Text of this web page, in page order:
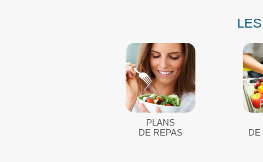
PLANS
DE REPAS
DE